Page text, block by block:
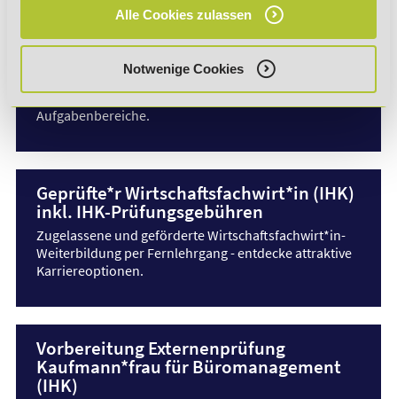
Alle Cookies zulassen
Notwenige Cookies
Geprüfte*r technische*r Fachwirt*in
(IHK) inkl. IHK-Prüfungsgebühren
Fachwirt-Fernlehrgang
vermittelt wertvolle
Schnittstellenkompetenzen für abwechslungsreiche
Aufgabenbereiche.
Geprüfte*r Wirtschaftsfachwirt*in (IHK)
inkl. IHK-Prüfungsgebühren
Zugelassene und geförderte Wirtschaftsfachwirt*in-
Weiterbildung per Fernlehrgang - entdecke attraktive
Karriereoptionen.
Vorbereitung Externenprüfung
Kaufmann*frau für Büromanagement
(IHK)